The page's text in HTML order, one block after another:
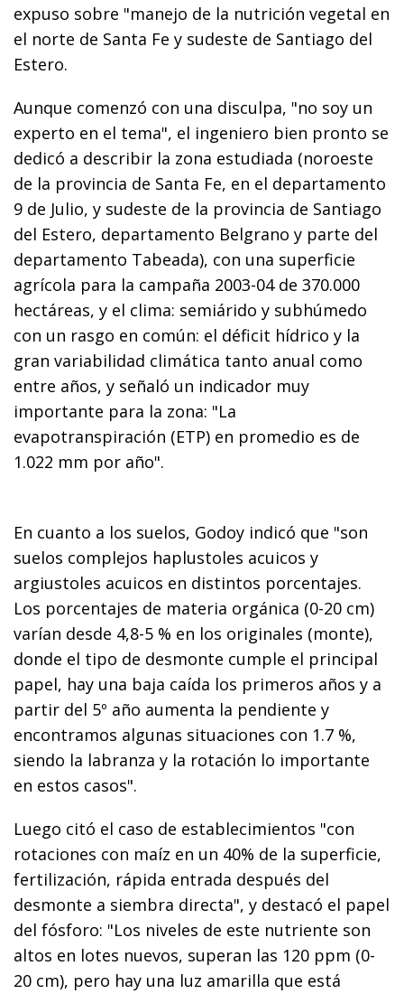
expuso sobre "manejo de la nutrición vegetal en
el norte de Santa Fe y sudeste de Santiago del
Estero.
Aunque comenzó con una disculpa, "no soy un
experto en el tema", el ingeniero bien pronto se
dedicó a describir la zona estudiada (noroeste
de la provincia de Santa Fe, en el departamento
9 de Julio, y sudeste de la provincia de Santiago
del Estero, departamento Belgrano y parte del
departamento Tabeada), con una superficie
agrícola para la campaña 2003-04 de 370.000
hectáreas, y el clima: semiárido y subhúmedo
con un rasgo en común: el déficit hídrico y la
gran variabilidad climática tanto anual como
entre años, y señaló un indicador muy
importante para la zona: "La
evapotranspiración (ETP) en promedio es de
1.022 mm por año".
En cuanto a los suelos, Godoy indicó que "son
suelos complejos haplustoles acuicos y
argiustoles acuicos en distintos porcentajes.
Los porcentajes de materia orgánica (0-20 cm)
varían desde 4,8-5 % en los originales (monte),
donde el tipo de desmonte cumple el principal
papel, hay una baja caída los primeros años y a
partir del 5º año aumenta la pendiente y
encontramos algunas situaciones con 1.7 %,
siendo la labranza y la rotación lo importante
en estos casos".
Luego citó el caso de establecimientos "con
rotaciones con maíz en un 40% de la superficie,
fertilización, rápida entrada después del
desmonte a siembra directa", y destacó el papel
del fósforo: "Los niveles de este nutriente son
altos en lotes nuevos, superan las 120 ppm (0-
20 cm), pero hay una luz amarilla que está